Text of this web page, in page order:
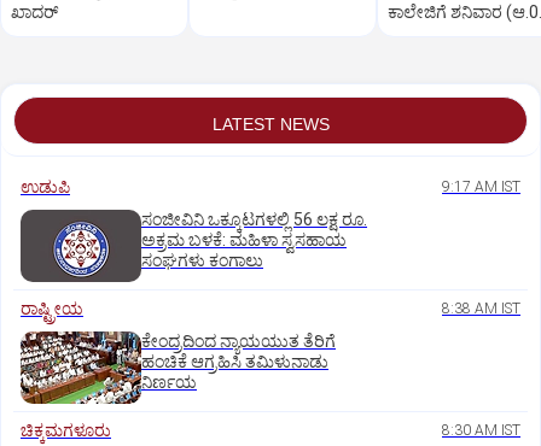
ಖಾದರ್
ಕಾಲೇಜಿಗೆ ಶನಿವಾರ
LATEST NEWS
ಉಡುಪಿ 9:17 AM IST
ಸಂಜೀವಿನಿ ಒಕ್ಕೂಟಗಳಲ್ಲಿ 56 ಲಕ್ಷ ರೂ.
ಅಕ್ರಮ ಬಳಕೆ: ಮಹಿಳಾ ಸ್ವಸಹಾಯ
ಸಂಘಗಳು ಕಂಗಾಲು
ರಾಷ್ಟ್ರೀಯ 8:38 AM IST
ಕೇಂದ್ರದಿಂದ ನ್ಯಾಯಯುತ ತೆರಿಗೆ
ಹಂಚಿಕೆ ಆಗ್ರಹಿಸಿ ತಮಿಳುನಾಡು
ನಿರ್ಣಯ
ಚಿಕ್ಕಮಗಳೂರು 8:30 AM IST